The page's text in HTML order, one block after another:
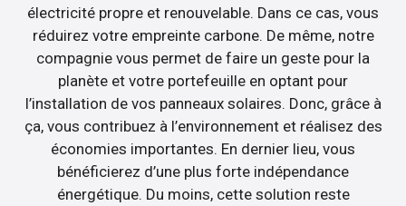
électricité propre et renouvelable. Dans ce cas, vous
réduirez votre empreinte carbone. De même, notre
compagnie vous permet de faire un geste pour la
planète et votre portefeuille en optant pour
l’installation de vos panneaux solaires. Donc, grâce à
ça, vous contribuez à l’environnement et réalisez des
économies importantes. En dernier lieu, vous
bénéficierez d’une plus forte indépendance
énergétique. Du moins, cette solution reste